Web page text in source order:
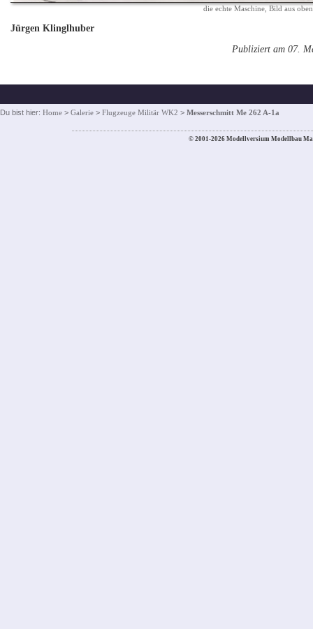
die echte Maschine, Bild aus
Jürgen Klinglhuber
Publiziert am 07.
Du bist hier: Home > Galerie > Flugzeuge Militär WK2 > Messerschmitt Me 262 A-1a
© 2001-2026 Modellversium Modellbau